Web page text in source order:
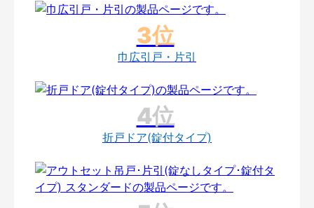
巾広引戸・片引
折戸ドア(錠付タイプ)